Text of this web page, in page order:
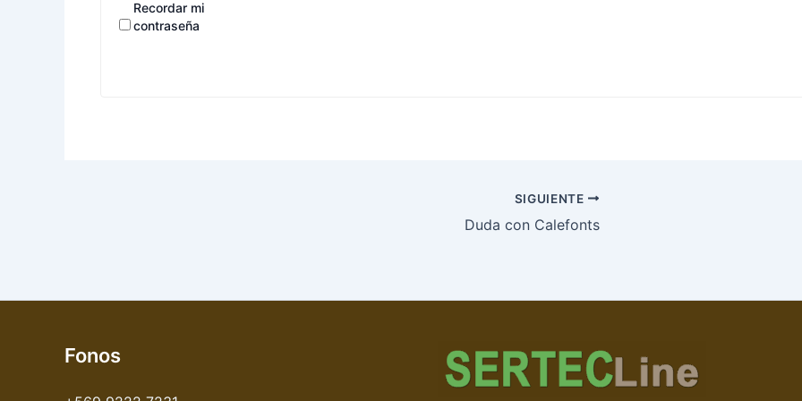
Recordar mi
contraseña
SIGUIENTE
Duda con Calefonts
Fonos